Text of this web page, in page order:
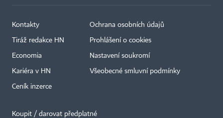
Kontakty
Tiráž redakce HN
Economia
Kariéra v HN
Ceník inzerce
Ochrana osobních údajů
Prohlášení o cookies
Nastavení soukromí
Všeobecné smluvní podmínky
Koupit / darovat předplatné